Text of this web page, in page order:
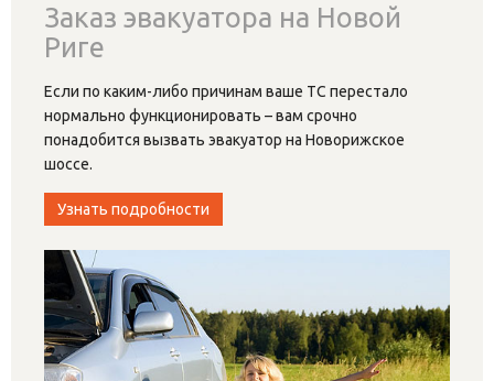
Заказ эвакуатора на Новой
Риге
Если по каким-либо причинам ваше ТС перестало
нормально функционировать – вам срочно
понадобится вызвать эвакуатор на Новорижское
шоссе.
Узнать подробности